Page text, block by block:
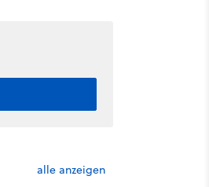
alle anzeigen